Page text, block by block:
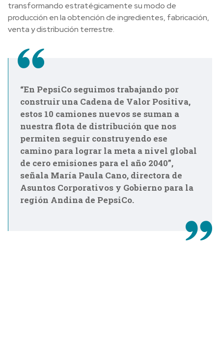
transformando estratégicamente su modo de
producción en la obtención de ingredientes, fabricación,
venta y distribución terrestre.
“En PepsiCo seguimos trabajando por
construir una Cadena de Valor Positiva,
estos 10 camiones nuevos se suman a
nuestra flota de distribución que nos
permiten seguir construyendo ese
camino para lograr la meta a nivel global
de cero emisiones para el año 2040”,
señala María Paula Cano, directora de
Asuntos Corporativos y Gobierno para la
región Andina de PepsiCo.